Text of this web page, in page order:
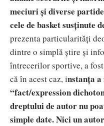
meciuri și diverse
cele de basket susținute
prezenta particularități
dintre o simplă știre și
întrecerilor sportive, a
că în acest caz, instanța
“fact/expression
dreptului de autor nu
simple date. Nici un